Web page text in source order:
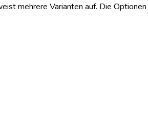
mehrere Varianten auf. Die